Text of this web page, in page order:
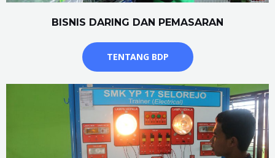
BISNIS DARING DAN PEMASARAN
TENTANG BDP